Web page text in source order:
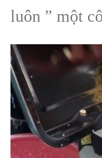
luôn ” một